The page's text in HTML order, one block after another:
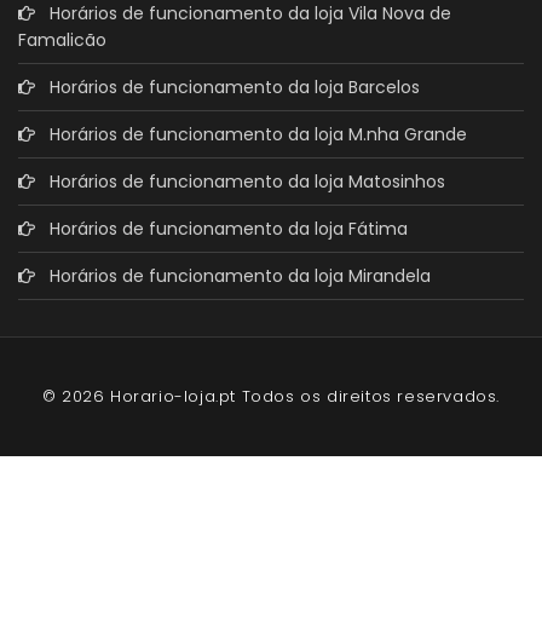
Horários de funcionamento da loja Vila Nova de
Famalicão
Horários de funcionamento da loja Barcelos
Horários de funcionamento da loja M.nha Grande
Horários de funcionamento da loja Matosinhos
Horários de funcionamento da loja Fátima
Horários de funcionamento da loja Mirandela
© 2026 Horario-loja.pt Todos os direitos reservados.